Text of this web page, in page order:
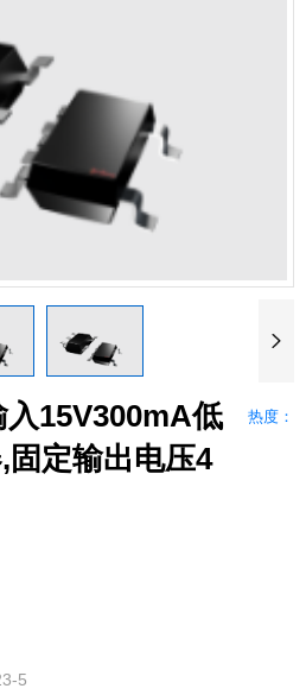

热度：
入15V300mA低
定输出电压4
5